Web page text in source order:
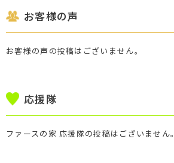
お客様の声
お客様の声の投稿はございません。
応援隊
ファースの家 応援隊の投稿はございません。